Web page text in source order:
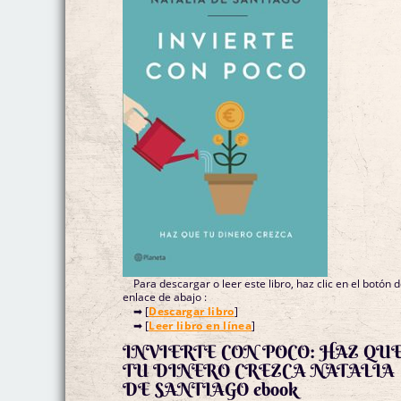
Para descargar o leer este libro, haz clic en el botón
enlace de abajo :
➡ [Descargar libro]
➡ [Leer libro en línea]
INVIERTE CON POCO: HAZ
TU DINERO CREZCA NATALIA
DE SANTIAGO ebook